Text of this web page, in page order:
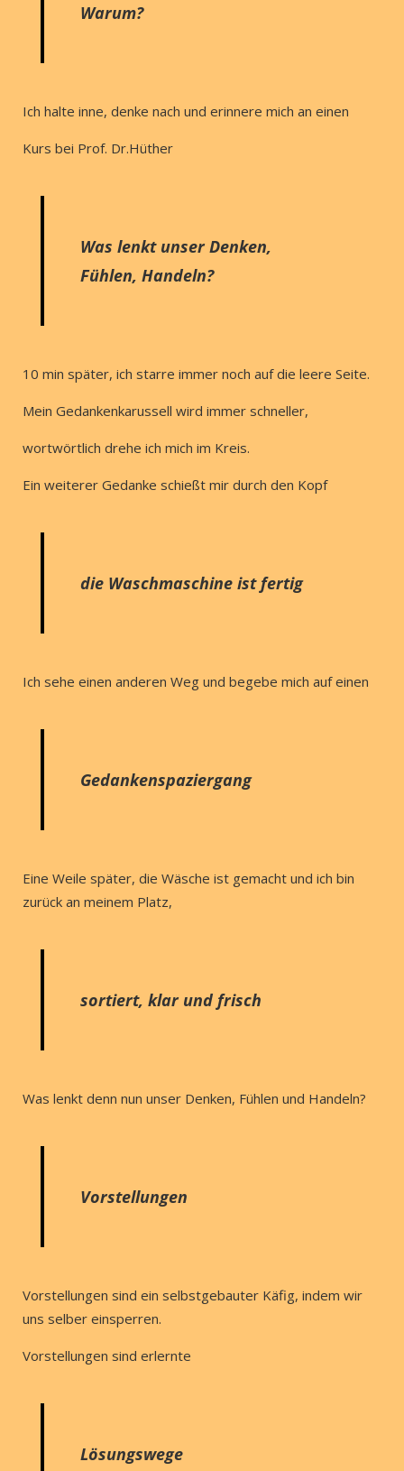
Warum?
Ich halte inne, denke nach und erinnere mich an einen
Kurs bei Prof. Dr.Hüther
Was lenkt unser Denken,
Fühlen, Handeln?
10 min später, ich starre immer noch auf die leere Seite.
Mein Gedankenkarussell wird immer schneller,
wortwörtlich drehe ich mich im Kreis.
Ein weiterer Gedanke schießt mir durch den Kopf
die Waschmaschine ist fertig
Ich sehe einen anderen Weg und begebe mich auf einen
Gedankenspaziergang
Eine Weile später, die Wäsche ist gemacht und ich bin
zurück an meinem Platz,
sortiert, klar und frisch
Was lenkt denn nun unser Denken, Fühlen und Handeln?
Vorstellungen
Vorstellungen sind ein selbstgebauter Käfig, indem wir
uns selber einsperren.
Vorstellungen sind erlernte
Lösungswege